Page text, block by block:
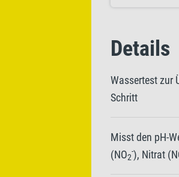
Details
Wassertest zur
Schritt
Misst den pH-
(NO2
-), Nitrat